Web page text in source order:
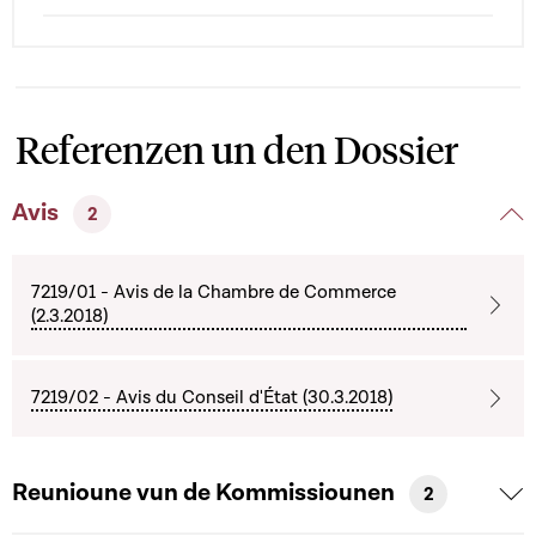
Referenzen un den Dossier
Avis 2
7219/01 - Avis de la Chambre de Commerce
(2.3.2018)
7219/02 - Avis du Conseil d'État (30.3.2018)
Reunioune vun de Kommissiounen 2